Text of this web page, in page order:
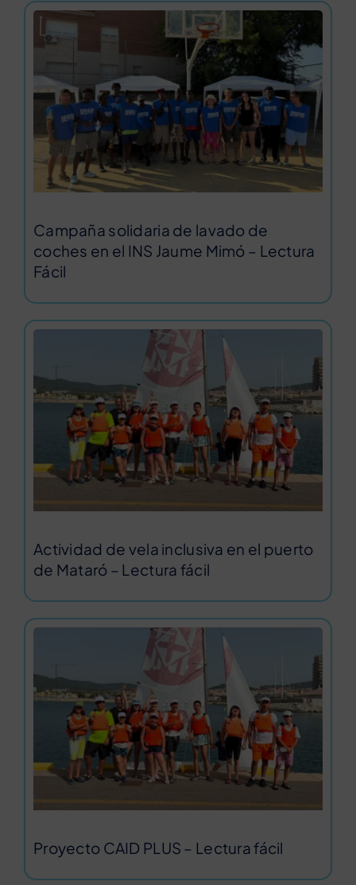
Campaña solidaria de lavado de
coches en el INS Jaume Mimó – Lectura
Fácil
Actividad de vela inclusiva en el puerto
de Mataró – Lectura fácil
Proyecto CAID PLUS – Lectura fácil